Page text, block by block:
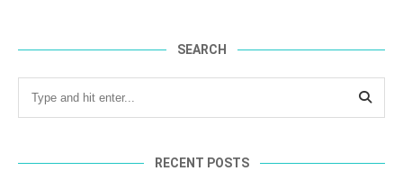
SEARCH
RECENT POSTS